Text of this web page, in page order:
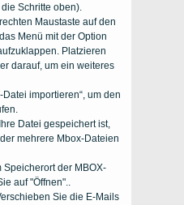
Schritte oben).
Maustaste auf den
Menü mit der Option
Platzieren
darauf, um ein weiteres
Datei importieren“, um den
Datei gespeichert ist,
mehrere Mbox-Dateien
Speicherort der MBOX-
auf "Öffnen"..
Sie die E-Mails